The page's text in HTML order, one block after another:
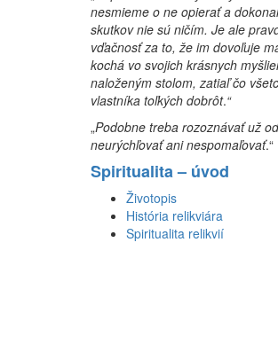
nesmieme o ne opierať a
skutkov nie sú ničím. Je ale
vďačnosť za to, že im dovoľuje
kochá vo svojich krásnych
naloženým stolom, zatiaľ čo
vlastníka toľkých dobrôt.“
„Podobne treba rozoznávať už
neurýchľovať ani nespomaľovať.“
Spiritualita – úvod
Životopis
História relikviára
Spiritualita relikvií